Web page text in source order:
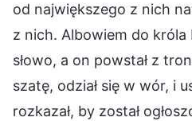
od największego z nich
z nich. Albowiem do króla
słowo, a on powstał z
szatę, odział się w wór, i
rozkazał, by został